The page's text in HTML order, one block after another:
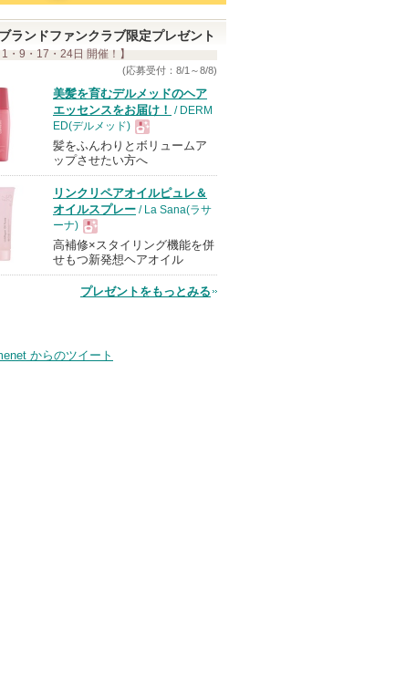
ブランドファンクラブ限定プレゼント
1・9・17・24日 開催！】
(応募受付：8/1～8/8)
美髪を育むデルメッドのヘア
エッセンスをお届け！ / DERM
ED(デルメッド)
現
品
髪をふんわりとボリュームア
ップさせたい方へ
リンクリペアオイルピュレ＆
オイルスプレー / La Sana(ラサ
ーナ)
現
品
高補修×スタイリング機能を併
せもつ新発想ヘアオイル
プレゼントをもっとみる
からのツイート